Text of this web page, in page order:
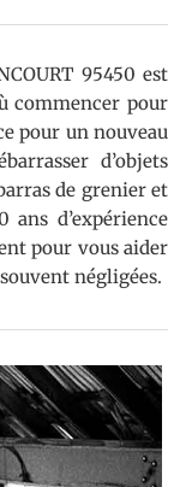
95450 est
commencer pour
pour un nouveau
d’objets
de grenier et
d’expérience
pour vous aider
négligées.